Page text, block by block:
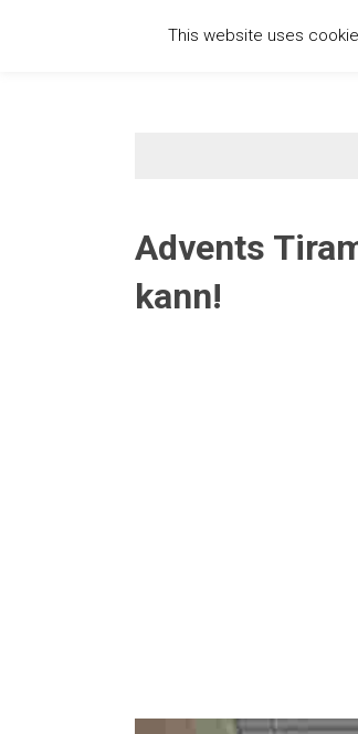
Advents
kann!
This website uses